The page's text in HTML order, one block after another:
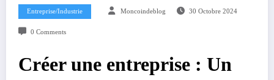
Entreprise/Industrie Moncoindeblog 30 Octobre 2024
0 Comments
Créer une entreprise : Un